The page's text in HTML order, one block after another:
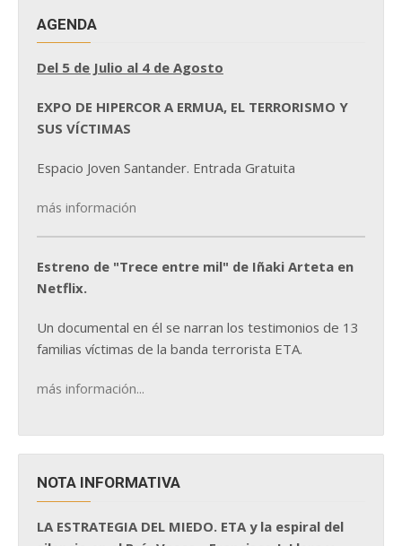
AGENDA
Del 5 de Julio al 4 de Agosto
EXPO DE HIPERCOR A ERMUA, EL TERRORISMO Y
SUS VÍCTIMAS
Espacio Joven Santander. Entrada Gratuita
más información
Estreno de "Trece entre mil" de Iñaki Arteta en
Netflix.
Un documental en él se narran los testimonios de 13
familias víctimas de la banda terrorista ETA.
más información...
NOTA INFORMATIVA
LA ESTRATEGIA DEL MIEDO. ETA y la espiral del